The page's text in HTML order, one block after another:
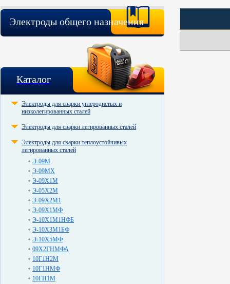
Электроды общего назначения
Каталог
Электроды для сварки углеродистых и
низколегированных сталей
Электроды для сварки легированных сталей
Электроды для сварки теплоустойчивых
легированных сталей
Э-09М
Э-09МХ
Э-09Х1М
Э-05Х2М
Э-09Х2М1
Э-09Х1МФ
Э-10Х1М1НФБ
Э-10Х3М1БФ
Э-10Х5МФ
09Х2ГНМФА
10Г1Н2М
10Г1НМФ
10ГН1М